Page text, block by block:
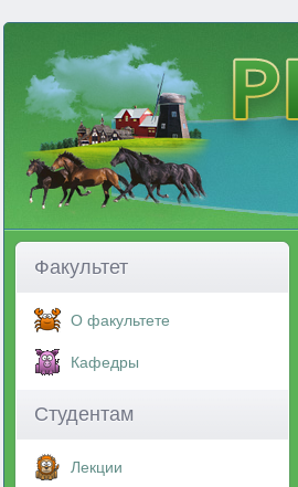
Факультет
О факультете
Кафедры
Студентам
Лекции